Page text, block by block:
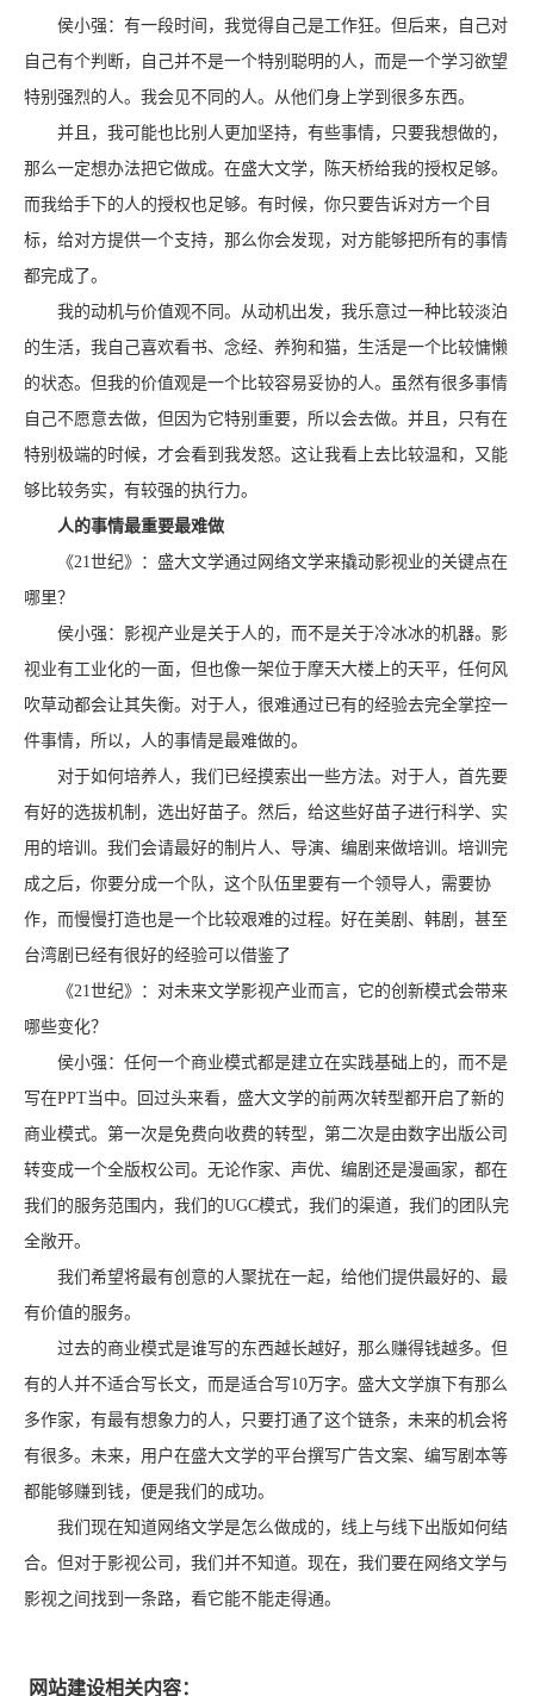
侯小强：有一段时间，我觉得自己是工作狂。但后来，自己对
自己有个判断，自己并不是一个特别聪明的人，而是一个学习欲望
特别强烈的人。我会见不同的人。从他们身上学到很多东西。
并且，我可能也比别人更加坚持，有些事情，只要我想做的，
那么一定想办法把它做成。在盛大文学，陈天桥给我的授权足够。
而我给手下的人的授权也足够。有时候，你只要告诉对方一个目
标，给对方提供一个支持，那么你会发现，对方能够把所有的事情
都完成了。
我的动机与价值观不同。从动机出发，我乐意过一种比较淡泊
的生活，我自己喜欢看书、念经、养狗和猫，生活是一个比较慵懒
的状态。但我的价值观是一个比较容易妥协的人。虽然有很多事情
自己不愿意去做，但因为它特别重要，所以会去做。并且，只有在
特别极端的时候，才会看到我发怒。这让我看上去比较温和，又能
够比较务实，有较强的执行力。
人的事情最重要最难做
《21世纪》：盛大文学通过网络文学来撬动影视业的关键点在
哪里？
侯小强：影视产业是关于人的，而不是关于冷冰冰的机器。影
视业有工业化的一面，但也像一架位于摩天大楼上的天平，任何风
吹草动都会让其失衡。对于人，很难通过已有的经验去完全掌控一
件事情，所以，人的事情是最难做的。
对于如何培养人，我们已经摸索出一些方法。对于人，首先要
有好的选拔机制，选出好苗子。然后，给这些好苗子进行科学、实
用的培训。我们会请最好的制片人、导演、编剧来做培训。培训完
成之后，你要分成一个队，这个队伍里要有一个领导人，需要协
作，而慢慢打造也是一个比较艰难的过程。好在美剧、韩剧，甚至
台湾剧已经有很好的经验可以借鉴了
《21世纪》：对未来文学影视产业而言，它的创新模式会带来
哪些变化？
侯小强：任何一个商业模式都是建立在实践基础上的，而不是
写在PPT当中。回过头来看，盛大文学的前两次转型都开启了新的
商业模式。第一次是免费向收费的转型，第二次是由数字出版公司
转变成一个全版权公司。无论作家、声优、编剧还是漫画家，都在
我们的服务范围内，我们的UGC模式，我们的渠道，我们的团队完
全敞开。
我们希望将最有创意的人聚扰在一起，给他们提供最好的、最
有价值的服务。
过去的商业模式是谁写的东西越长越好，那么赚得钱越多。但
有的人并不适合写长文，而是适合写10万字。盛大文学旗下有那么
多作家，有最有想象力的人，只要打通了这个链条，未来的机会将
有很多。未来，用户在盛大文学的平台撰写广告文案、编写剧本等
都能够赚到钱，便是我们的成功。
我们现在知道网络文学是怎么做成的，线上与线下出版如何结
合。但对于影视公司，我们并不知道。现在，我们要在网络文学与
影视之间找到一条路，看它能不能走得通。
网站建设相关内容：